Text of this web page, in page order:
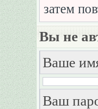
затем
Вы не
Ваше
Ваш